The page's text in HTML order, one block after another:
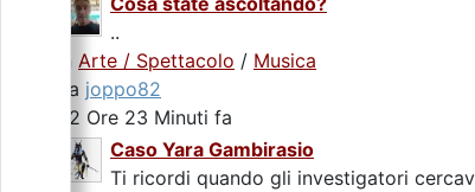
..
Arte / Spettacolo / Musica
da joppo82
22 Ore 23 Minuti fa
Caso Yara Gambirasio
Ti ricordi quando gli investigatori